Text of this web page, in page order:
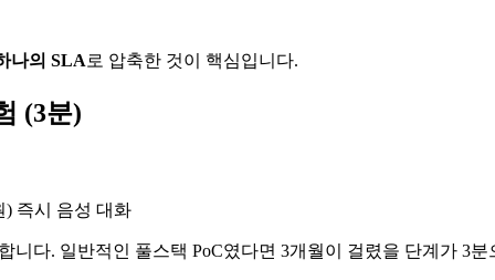
나의 SLA로 압축한 것이 핵심입니다.
(3분)
) 즉시 음성 대화
니다. 일반적인 풀스택 PoC였다면 3개월이 걸렸을 단계가 3